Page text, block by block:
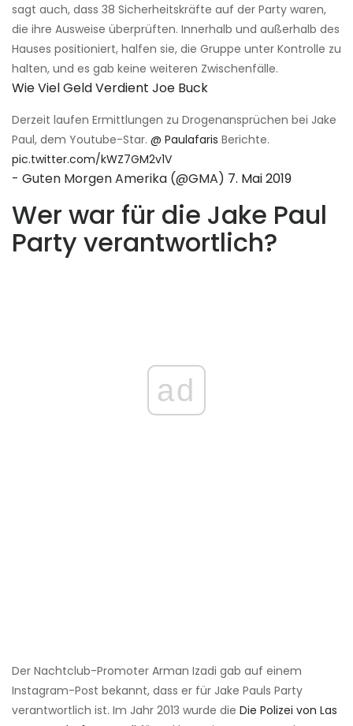
sagt auch, dass 38 Sicherheitskräfte auf der Party waren,
die ihre Ausweise überprüften. Innerhalb und außerhalb des
Hauses positioniert, halfen sie, die Gruppe unter Kontrolle zu
halten, und es gab keine weiteren Zwischenfälle.
Wie Viel Geld Verdient Joe Buck
Derzeit laufen Ermittlungen zu Drogenansprüchen bei Jake
Paul, dem Youtube-Star. @ Paulafaris Berichte.
pic.twitter.com/kWZ7GM2v1V
- Guten Morgen Amerika (@GMA) 7. Mai 2019
Wer war für die Jake Paul
Party verantwortlich?
ad
Der Nachtclub-Promoter Arman Izadi gab auf einem
Instagram-Post bekannt, dass er für Jake Pauls Party
verantwortlich ist. Im Jahr 2013 wurde die Die Polizei von Las